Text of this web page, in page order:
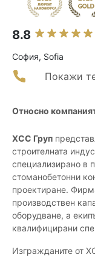
8.8
София, Sofia
Покажи
Относно
ХСС Груп
строителната
специализирано в
стоманобетонни
проектиране.
производствен
оборудване, а
квалифицирани
Изгражданите от